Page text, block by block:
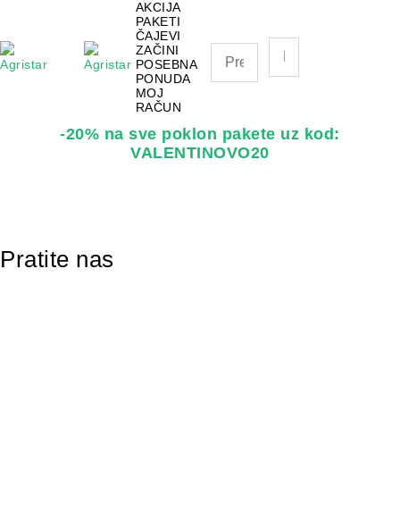
AKCIJA
PAKETI
ČAJEVI
ZAČINI
POSEBNA
PONUDA
MOJ
RAČUN
-20% na sve poklon pakete uz kod:
VALENTINOVO20
Pratite nas